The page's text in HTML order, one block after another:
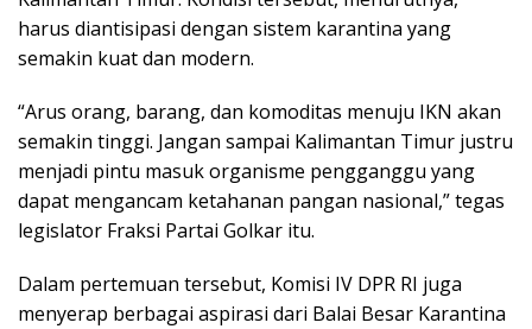
harus diantisipasi dengan sistem karantina yang
semakin kuat dan modern.
“Arus orang, barang, dan komoditas menuju IKN akan
semakin tinggi. Jangan sampai Kalimantan Timur justru
menjadi pintu masuk organisme pengganggu yang
dapat mengancam ketahanan pangan nasional,” tegas
legislator Fraksi Partai Golkar itu.
Dalam pertemuan tersebut, Komisi IV DPR RI juga
menyerap berbagai aspirasi dari Balai Besar Karantina